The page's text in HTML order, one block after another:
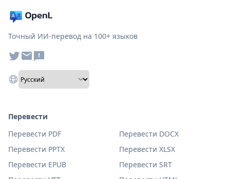
Точный ИИ-перевод на 100+ языков
Перевести
Перевести PDF
Перевести DOCX
Перевести PPTX
Перевести XLSX
Перевести EPUB
Перевести SRT